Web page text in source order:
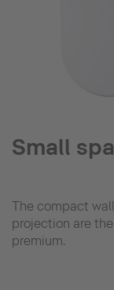
Small
The compact
projection are
premium.